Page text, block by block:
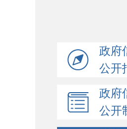
政府
公开
政府
公开